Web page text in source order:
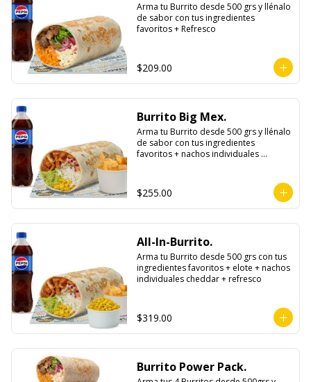
Arma tu Burrito desde 500 grs y llénalo
de sabor con tus ingredientes
favoritos + Refresco
$209.00
Burrito Big Mex.
Arma tu Burrito desde 500 grs y llénalo
de sabor con tus ingredientes
favoritos + nachos individuales
$255.00
All-In-Burrito.
Arma tu Burrito desde 500 grs con tus
ingredientes favoritos + elote + nachos
individuales cheddar + refresco
$319.00
Burrito Power Pack.